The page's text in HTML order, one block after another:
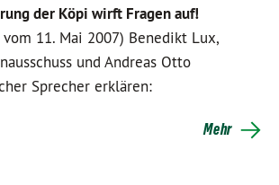
der Köpi wirft Fragen auf!
11. Mai 2007) Benedikt Lux,
und Andreas Otto
Sprecher erklären:
Mehr